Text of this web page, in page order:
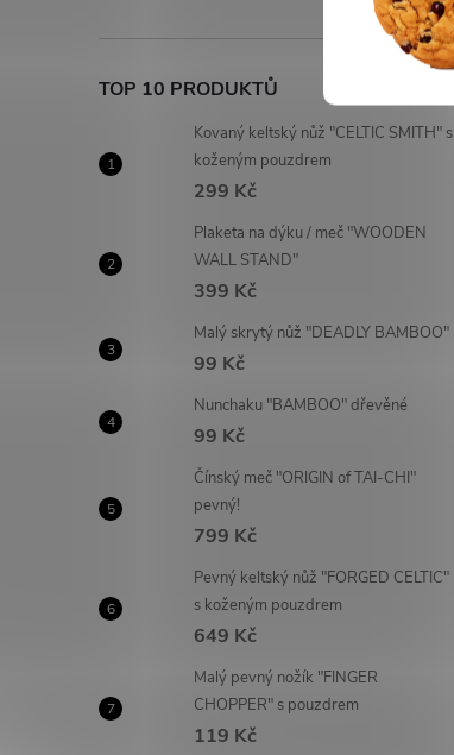
TOP 10 PRODUKTŮ
Kovaný keltský nůž "CELTIC SMITH" s
koženým pouzdrem
299 Kč
Plaketa na dýku / meč "WOODEN
WALL STAND"
399 Kč
Malý skrytý nůž "DEADLY BAMBOO"
99 Kč
Nunchaku "BAMBOO" dřevěné
99 Kč
Čínský meč "ORIGIN of TAI-CHI"
pevný!
799 Kč
Pevný keltský nůž "FORGED CELTIC"
s koženým pouzdrem
649 Kč
Malý pevný nožík "FINGER
CHOPPER" s pouzdrem
119 Kč